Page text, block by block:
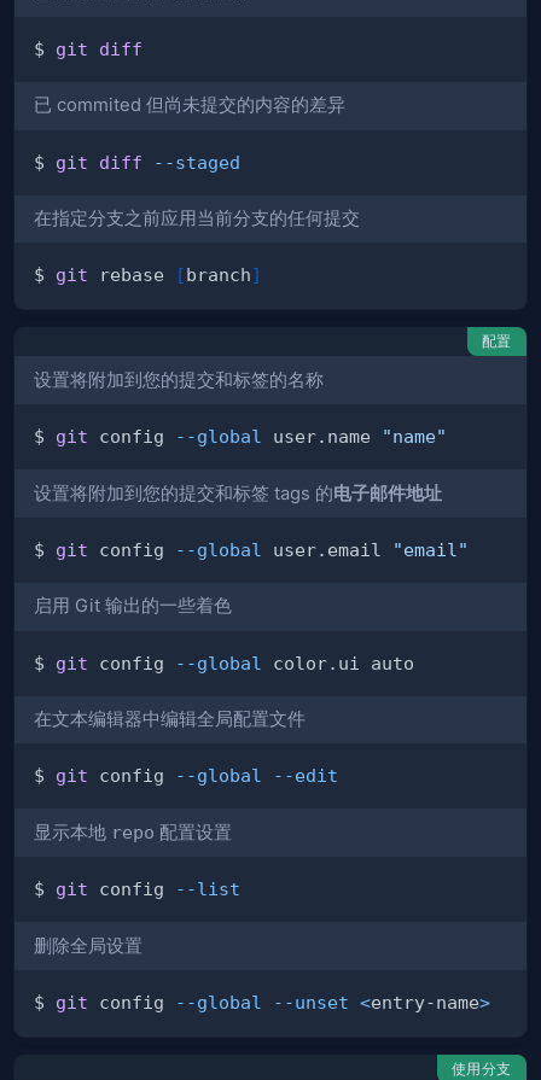
$ git diff
已 commited 但尚未提交的内容的差异
$ git diff --staged
在指定分支之前应用当前分支的任何提交
$ git rebase [branch]
配置
设置将附加到您的提交和标签的名称
$ git config --global user.name "name"
设置将附加到您的提交和标签 tags 的电子邮件地址
$ git config --global user.email "email"
启用 Git 输出的一些着色
$ git config --global
在文本编辑器中编辑全局配置文件
$ git config --global --edit
显示本地 repo 配置设置
$ git config --list
删除全局设置
$ git config --global --unset <entry-name>
使用分支